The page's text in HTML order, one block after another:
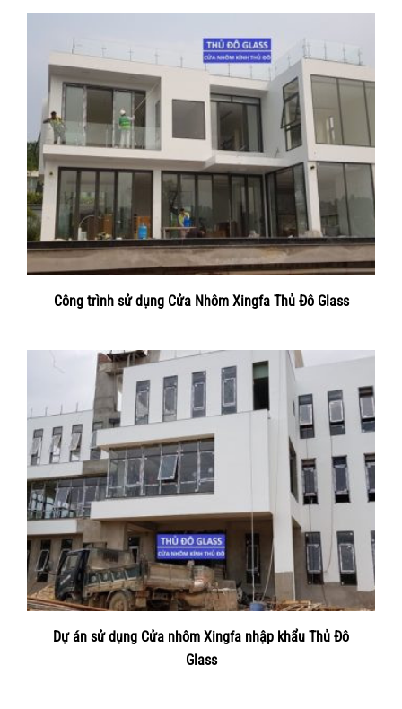
Công trình sử dụng Cửa Nhôm Xingfa Thủ Đô Glass
Dự án sử dụng Cửa nhôm Xingfa nhập khẩu Thủ Đô
Glass